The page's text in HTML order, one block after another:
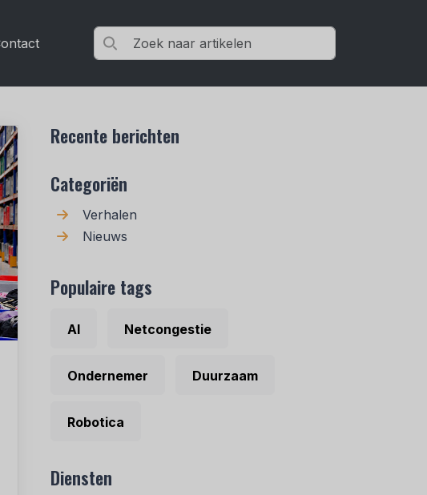
Recente berichten
Categoriën
Verhalen
Nieuws
Populaire tags
AI Netcongestie
Ondernemer Duurzaam
Robotica
Diensten